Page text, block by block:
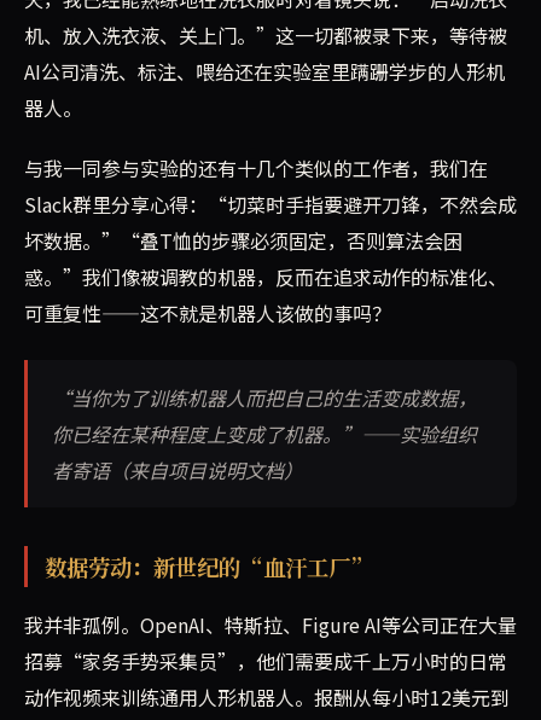
机、放入洗衣液、关上门。”这一切都被录下来，等待被
AI公司清洗、标注、喂给还在实验室里蹒跚学步的人形机
器人。
与我一同参与实验的还有十几个类似的工作者，我们在
Slack群里分享心得：“切菜时手指要避开刀锋，不然会成
坏数据。”“叠T恤的步骤必须固定，否则算法会困
惑。”我们像被调教的机器，反而在追求动作的标准化、
可重复性——这不就是机器人该做的事吗？
“当你为了训练机器人而把自己的生活变成数据，
你已经在某种程度上变成了机器。”——实验组织
者寄语（来自项目说明文档）
数据劳动：新世纪的“血汗工厂”
我并非孤例。OpenAI、特斯拉、Figure AI等公司正在大量
招募“家务手势采集员”，他们需要成千上万小时的日常
动作视频来训练通用人形机器人。报酬从每小时12美元到